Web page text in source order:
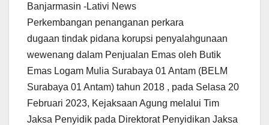
Banjarmasin -Lativi News
Perkembangan penanganan perkara
dugaan tindak pidana korupsi penyalahgunaan
wewenang dalam Penjualan Emas oleh Butik
Emas Logam Mulia Surabaya 01 Antam (BELM
Surabaya 01 Antam) tahun 2018 , pada Selasa 20
Februari 2023, Kejaksaan Agung melalui Tim
Jaksa Penyidik pada Direktorat Penyidikan Jaksa